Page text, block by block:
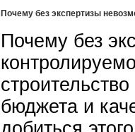
Почему без экспертизы
Почему без
бюджета и